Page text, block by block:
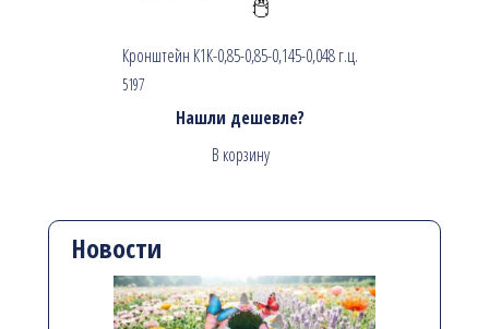
Кронштейн К1К-0,85-0,85-0,145-0,048 г.ц.
5197
Нашли дешевле?
В корзину
Новости